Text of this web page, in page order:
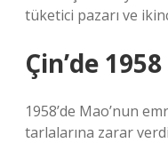
tüketici pazarı ve
Çin’de
1958’de Mao’nun
tarlalarına zarar